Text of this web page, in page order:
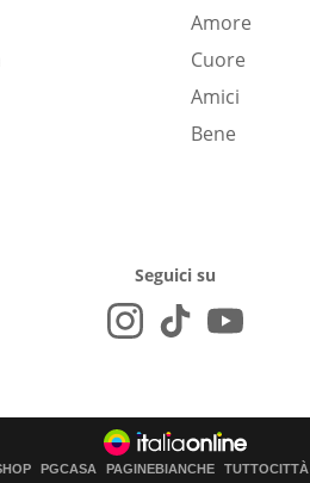
Amore
Cuore
Amici
Bene
Seguici su
PGCASA PAGINEBIANCHE TUTTOCITTÀ